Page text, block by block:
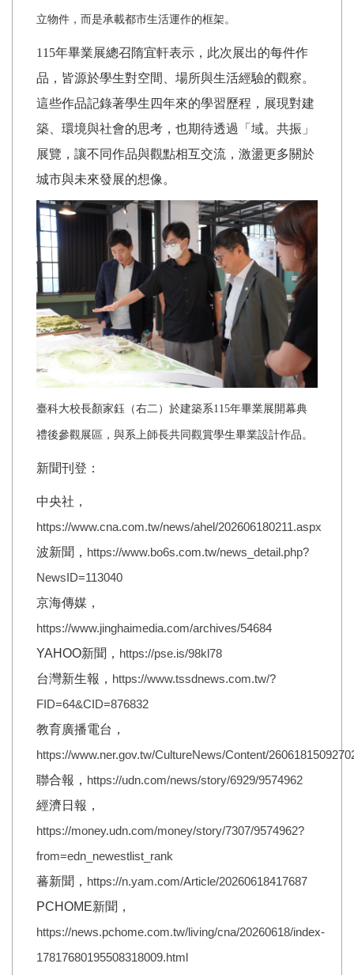
立物件，而是承載都市生活運作的框架。
115年畢業展總召隋宜軒表示，此次展出的每件作
品，皆源於學生對空間、場所與生活經驗的觀察。
這些作品記錄著學生四年來的學習歷程，展現對建
築、環境與社會的思考，也期待透過「域。共振」
展覽，讓不同作品與觀點相互交流，激盪更多關於
城市與未來發展的想像。
臺科大校長顏家鈺（右二）於建築系115年畢業展開幕典
禮後參觀展區，與系上師長共同觀賞學生畢業設計作品。
新聞刊登：
中央社，
https://www.cna.com.tw/news/ahel/202606180211.aspx
波新聞， https://www.bo6s.com.tw/news_detail.php?
NewsID=113040
京海傳媒，
https://www.jinghaimedia.com/archives/54684
YAHOO新聞， https://pse.is/98kl78
台灣新生報， https://www.tssdnews.com.tw/?
FID=64&CID=876832
教育廣播電台，
https://www.ner.gov.tw/CultureNews/Content/
聯合報， https://udn.com/news/story/6929/9574962
經濟日報，
https://money.udn.com/money/story/7307/9574962?
from=edn_newestlist_rank
蕃新聞， https://n.yam.com/Article/20260618417687
PCHOME新聞，
https://news.pchome.com.tw/living/cna/20260618/index-
17817680195508318009.html